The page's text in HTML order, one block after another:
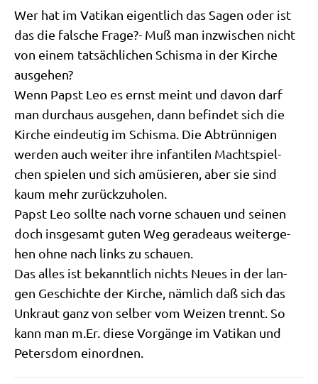
Wer hat im Vati­kan eigent­lich das Sagen oder ist
das die fal­sche Fra­ge?- Muß man inzwi­schen nicht
von einem tat­säch­li­chen Schis­ma in der Kir­che
ausgehen?
Wenn Papst Leo es ernst meint und davon darf
man durch­aus aus­ge­hen, dann befin­det sich die
Kir­che ein­deu­tig im Schis­ma. Die Abtrün­ni­gen
wer­den auch wei­ter ihre infan­ti­len Macht­spiel­
chen spie­len und sich amü­sie­ren, aber sie sind
kaum mehr zurückzuholen.
Papst Leo soll­te nach vor­ne schau­en und sei­nen
doch ins­ge­samt guten Weg gera­de­aus wei­ter­ge­
hen ohne nach links zu schauen.
Das alles ist bekannt­lich nichts Neu­es in der lan­
gen Geschich­te der Kir­che, näm­lich daß sich das
Unkraut ganz von sel­ber vom Wei­zen trennt. So
kann man m.Er. die­se Vor­gän­ge im Vati­kan und
Peters­dom einordnen.